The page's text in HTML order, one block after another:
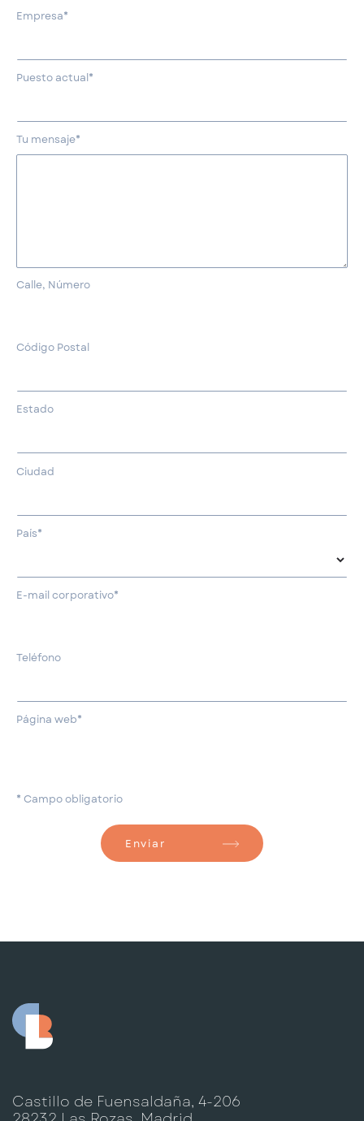
Empresa*
Puesto actual*
Tu mensaje*
Calle, Número
Código Postal
Estado
Ciudad
País*
E-mail corporativo*
Teléfono
Página web*
* Campo obligatorio
Enviar
Castillo de Fuensaldaña, 4-206